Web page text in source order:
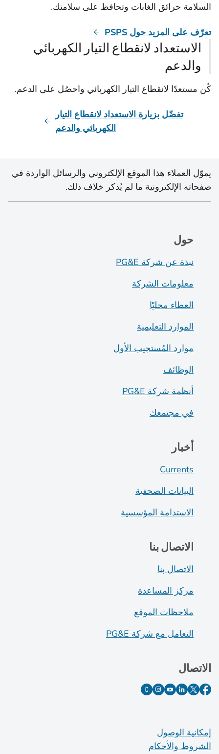
السلامة حرائق الغابات وتحافظ على سلامتك.
تعرّف على المزيد حول PSPS
الاستعداد لانقطاع التيار الكهربائي
والدعم
كُن مستعدًا لانقطاع التيار الكهربائي واحصُل على الدعم.
تفضّل بزيارة الاستعداد لانقطاع التيار
الكهربائي والدعم
يموّل العملاء هذا الموقع الإلكتروني والرسائل الواردة في
صفحاته الإلكترونية ما لم يُذكر خلاف ذلك.
حول
نبذة عن شركة PG&E
معلومات الشركة
العطاء محليًا
الموارد التعليمية
موارد المُستجيب الأول
الوظائف
أنظمة شركة PG&E
في مجتمعك
أخبار
Currents
البيانات الصحفية
الاستدامة المؤسسية
الاتصال بنا
الاتصال بنا
مركز المساعدة
ملاحظات الموقع
التعامل مع شركة PG&E
الاتصال
إمكانية الوصول
الشروط والأحكام